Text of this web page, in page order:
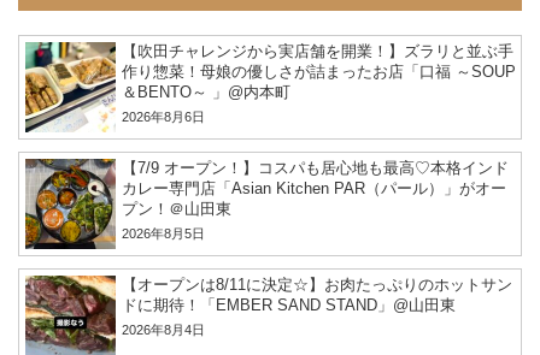
【吹田チャレンジから実店舗を開業！】ズラリと並ぶ手
作り惣菜！母娘の優しさが詰まったお店「口福 ～SOUP
＆BENTO～ 」@内本町
2026年8月6日
【7/9 オープン！】コスパも居心地も最高♡本格インド
カレー専門店「Asian Kitchen PAR（パール）」がオー
プン！＠山田東
2026年8月5日
【オープンは8/11に決定☆】お肉たっぷりのホットサン
ドに期待！「EMBER SAND STAND」@山田東
2026年8月4日